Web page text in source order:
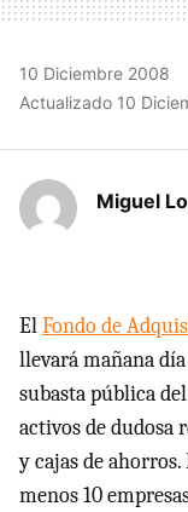
10 Diciembre 2008
Actualizado 10
Miguel
ElFondo de
llevará mañana
subasta pública
activos de dudosa
y cajas de
menos 10